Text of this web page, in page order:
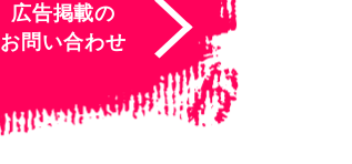
広告掲載の
お問い合わせ